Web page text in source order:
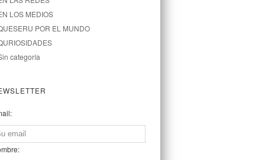
LOS MEDIOS
POR EL MUNDO
categoría